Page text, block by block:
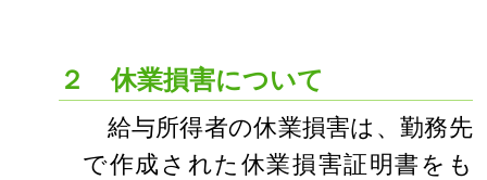
２ 休業損害について
給与所得者の休業損害は、勤務先
で作成された休業損害証明書をも